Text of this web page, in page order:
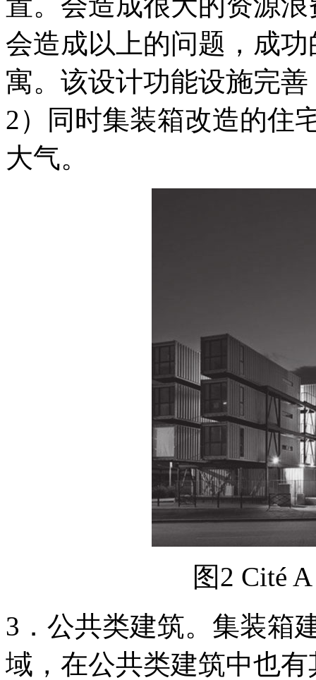
会造成以上的问题，成
寓。该设计功能设施完
2）同时集装箱改造的住
大气。
图2 Cité
3．公共类建筑。集装箱
域，在公共类建筑中也